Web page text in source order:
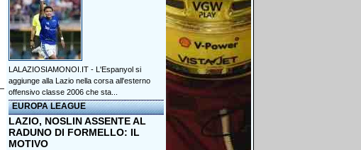
LALAZIOSIAMONOI.IT - L'Espanyol si
aggiunge alla Lazio nella corsa all'esterno
offensivo classe 2006 che sta...
EUROPA LEAGUE
LAZIO, NOSLIN ASSENTE AL
RADUNO DI FORMELLO: IL
MOTIVO